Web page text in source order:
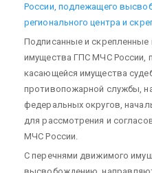
России, подлежащего
регионального центра и
Подписанные и
имущества ГПС МЧС России,
касающейся имущества
противопожарной службы,
федеральных округов,
для рассмотрения и
МЧС России.
С перечнями движимого
высвобождению,